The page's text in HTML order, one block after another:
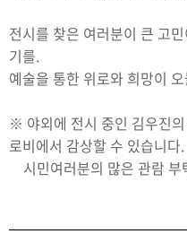
전시를 찾은 여러분이 큰 고
기를.
예술을 통한 위로와 희망이
※ 야외에 전시 중인 김우진
로비에서 감상할 수 있습니다.
시민여러분의 많은 관람 부